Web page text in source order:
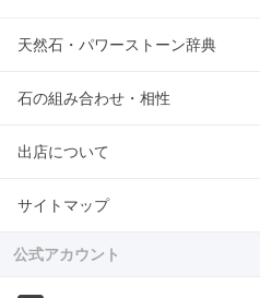
天然石・パワーストーン辞典
石の組み合わせ・相性
出店について
サイトマップ
公式アカウント